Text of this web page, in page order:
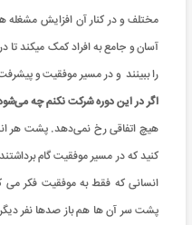
مختلف و در کنار آن افزایش مشغله
آسان و جامع به افراد کمک میکند تا
را ببینند و در مسیر موفقیت و پیشرفت
اگر در این دوره شرکت نکنم چه
هیچ اتفاقی رخ نمی‌دهد. پشت هر
کنید که در مسیر موفقیت گام
انسانی که فقط به موفقیت فکر می
پشت سر آن ها هم باز صدها نفر